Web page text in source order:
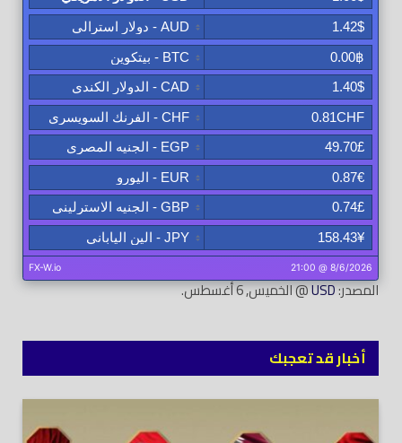
المصدر:USD@ الخميس, 6 أغسطس.
أخبار قد تعجبك